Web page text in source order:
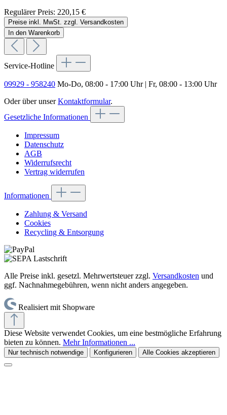
Regulärer Preis: 220,15 €
Preise inkl. MwSt. zzgl. Versandkosten
In den Warenkorb
Service-Hotline
09929 - 958240 Mo-Do, 08:00 - 17:00 Uhr | Fr, 08:00 - 13:00 Uhr
Oder über unserKontaktformular.
Gesetzliche Informationen
Impressum
Datenschutz
AGB
Widerrufsrecht
Vertrag widerrufen
Informationen
Zahlung & Versand
Cookies
Recycling & Entsorgung
Alle Preise inkl. gesetzl. Mehrwertsteuer zzgl. Versandkosten und
ggf. Nachnahmegebühren, wenn nicht anders angegeben.
Realisiert mit Shopware
Diese Website verwendet Cookies, um eine bestmögliche Erfahrung
bieten zu können. Mehr Informationen ...
Nur technisch notwendige Konfigurieren Alle Cookies akzeptieren